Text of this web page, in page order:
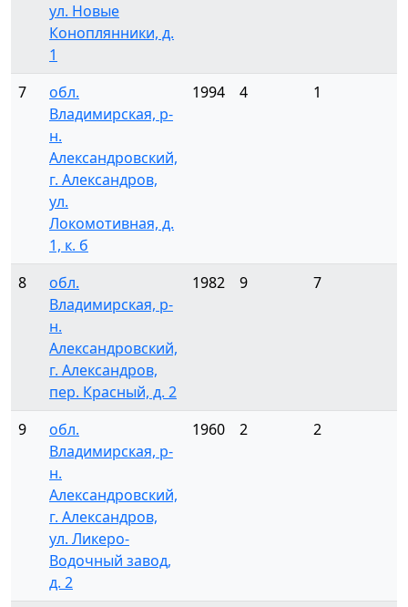
ул. Новые
Коноплянники, д.
1
7
обл.
Владимирская, р-
н.
Александровский,
г. Александров,
ул.
Локомотивная, д.
1, к. б
1994 4 1
8
обл.
Владимирская, р-
н.
Александровский,
г. Александров,
пер. Красный, д. 2
1982 9 7
9
обл.
Владимирская, р-
н.
Александровский,
г. Александров,
ул. Ликеро-
Водочный завод,
д. 2
1960 2 2